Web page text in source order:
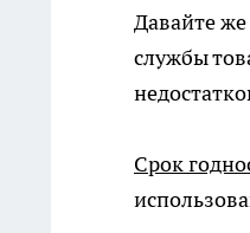
Давайте же
службы
Срок